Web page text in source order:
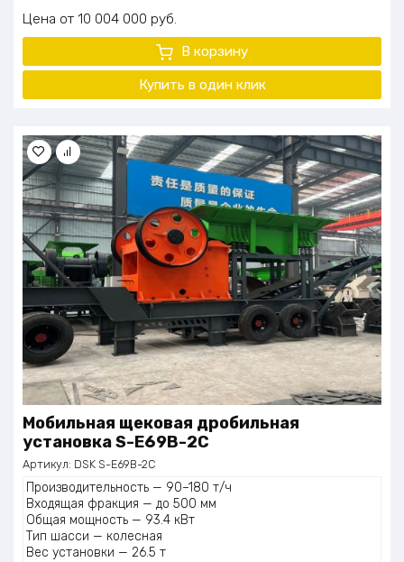
Цена 10 004 000 руб.
В корзину
Купить в один клик
Мобильная щековая дробильная
установка S-E69B-2C
Артикул: DSK S-E69B-2C
Производительность — 90–180 т/ч
Входящая фракция — до 500 мм
Общая мощность — 93.4 кВт
Тип шасси — колесная
Вес установки — 26.5 т